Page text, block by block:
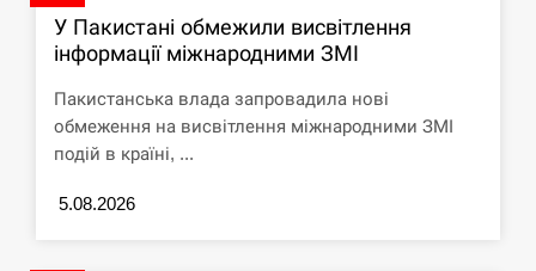
У Пакистані обмежили висвітлення
інформації міжнародними ЗМІ
Пакистанська влада запровадила нові
обмеження на висвітлення міжнародними ЗМІ
подій в країні, ...
5.08.2026